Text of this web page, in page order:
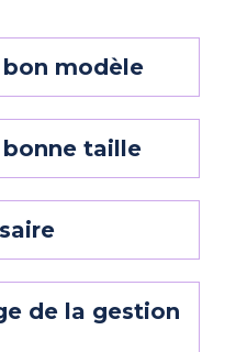
modèle
taille
de la gestion